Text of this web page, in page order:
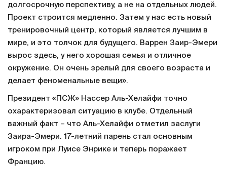
долгосрочную перспективу, а не на отдельных людей.
Проект строится медленно. Затем у нас есть новый
тренировочный центр, который является лучшим в
мире, и это толчок для будущего. Варрен Заир-Эмери
вырос здесь, у него хорошая семья и отличное
окружение. Он очень зрелый для своего возраста и
делает феноменальные вещи».
Президент «ПСЖ» Нассер Аль-Хелайфи точно
охарактеризовал ситуацию в клубе. Отдельный
важный факт – что Аль-Хелайфи отметил заслуги
Заира-Эмери. 17-летний парень стал основным
игроком при Луисе Энрике и теперь поражает
Францию.